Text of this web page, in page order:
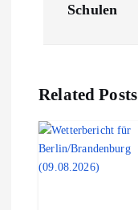
s
n
Schulen
Related Posts